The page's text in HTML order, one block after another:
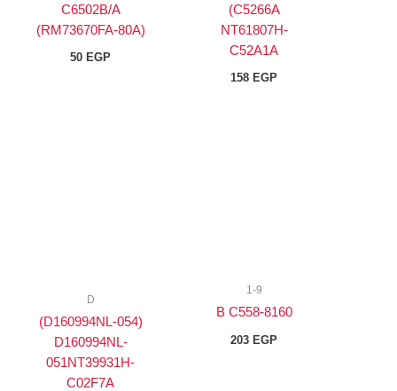
C5266A)
NT61807H-
C52A1A
158 EGP
C6502B/A
(RM73670FA-80A)
50 EGP
1-9
8160-B C558
203EGP
D
(D160994NL-054)
D160994NL-
051NT39931H-
C02F7A